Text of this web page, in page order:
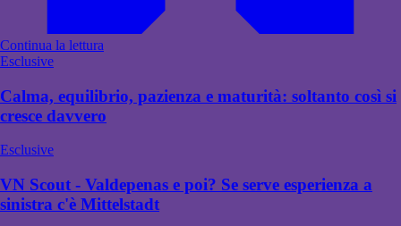
Continua la lettura
Esclusive
Calma, equilibrio, pazienza e maturità: soltanto così si
cresce davvero
Esclusive
VN Scout - Valdepenas e poi? Se serve esperienza a
sinistra c'è Mittelstadt